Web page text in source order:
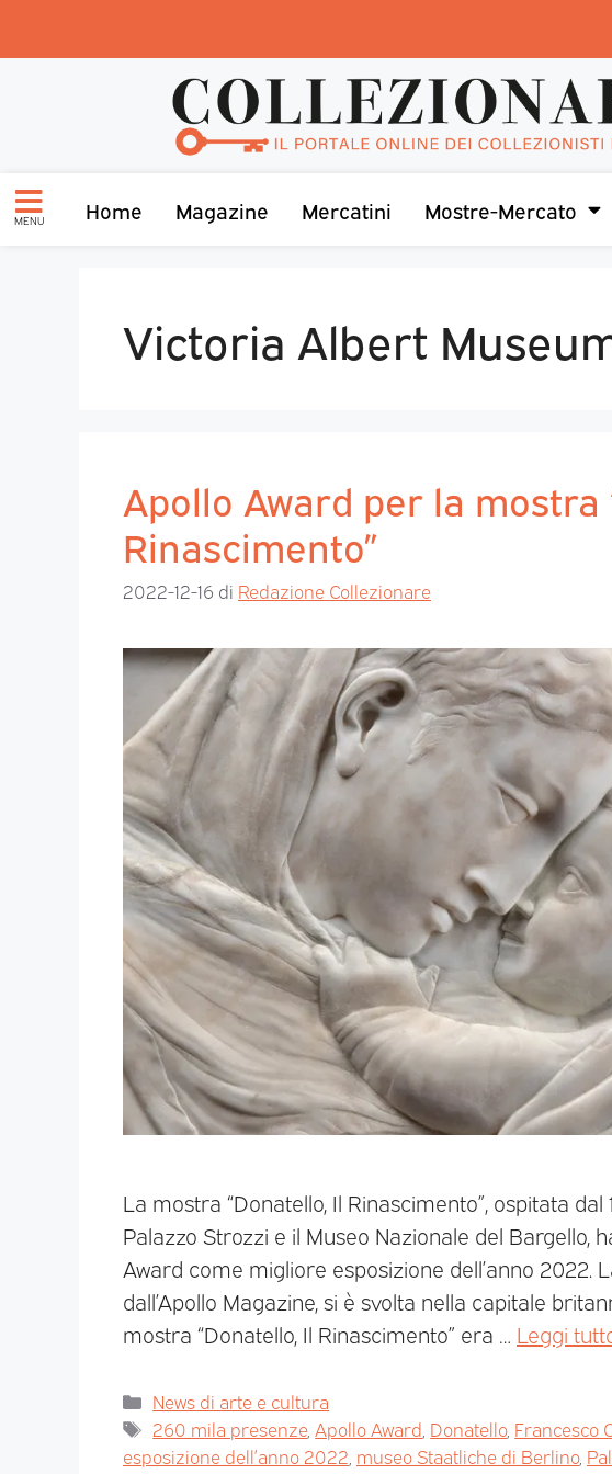
MENU Home Magazine Mercatini Mostre-Mercato
Victoria Albert
Apollo Award per la mostra
Rinascimento”
2022-12-16 di Redazione Collezionare
La mostra “Donatello, Il Rinascimento”, ospitata
Palazzo Strozzi e il Museo Nazionale del Bargello,
Award come migliore esposizione dell’anno 2022.
dall’Apollo Magazine, si è svolta nella capitale
mostra “Donatello, Il Rinascimento” era … Leggi
News di arte e cultura
260 mila presenze,Apollo Award Donatello, Francesco
esposizione dell’anno 2022 museo Staatliche di Berlino,